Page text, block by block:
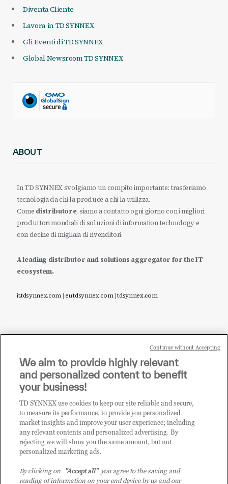
Diventa Cliente
Lavora in TD SYNNEX
Gli Eventi di TD SYNNEX
Global Newsroom TD SYNNEX
ABOUT
In TD SYNNEX svolgiamo un compito importante: trasferiamo
tecnologia da chi la produce a chi la utilizza.
Come distributore, siamo a contatto ogni giorno con i migliori
produttori mondiali di soluzioni di information technology e
con decine di migliaia di rivenditori.
A leading distributor and solutions aggregator for the IT
ecosystem.
it.tdsynnex.com|eu.tdsynnex.com|tdsynnex.com
Sei un rivenditore di tecnologia e desideri acquistare
i prodotti o le soluzioni trattate sul blog?
CLICCA QUI E DIVENTA
CLIENTE TD SYNNEX
We aim to provide highly relevant
and personalized content to benefit
your business!
TD SYNNEX use cookies to keep our site reliable and secure,
to measure its performance, to provide you personalized
market insights and improve your user experience; including
any relevant contents and personalized advertising. By
rejecting we will show you the same amount, but not
personalized marketing ads.
By clicking on "Accept all"you agree to the saving and
reading of information on your end device by us and our
Continue without Accepting